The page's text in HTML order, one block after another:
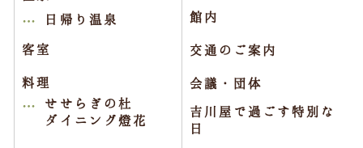
日帰り温泉
客室
料理
せせらぎの杜
ダイニング燈花
館内
交通のご案内
会議・団体
吉川屋で過ごす特別な
日